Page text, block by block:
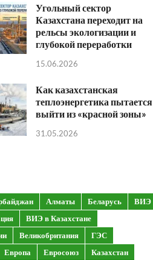
Угольный сектор
Казахстана переходит на
рельсы экологизации и
глубокой переработки
15.06.2026
Как казахстанская
теплоэнергетика пытается
выйти из «красной зоны»
31.05.2026
Алматы Беларусь
ВИЭ
ВИЭ в Казахстане
Великобритания
ГЭС
Европа Евросоюз
Казахстан